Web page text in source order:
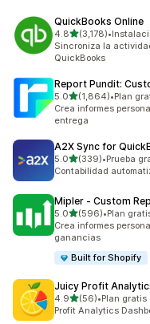
QuickBooks Online
4.8de 5 estrellas
(3,178)
3178 reseñas en total
•
Sincroniza la
QuickBooks
Report Pundit:
5.0de 5 estrellas
(1,864)
1864 reseñas en total
•Plan
Crea informes
entrega
A2X Sync for
5.0de 5 estrellas
(339)
339 reseñas en total
•Prueba
Contabilidad
Mipler ‑ Custom
5.0de 5 estrellas
(596)
596 reseñas en total
•Plan
Crea informes
ganancias
Built for Shopify
Juicy Profit
4.9de 5 estrellas
(56)
56 reseñas en total
•Plan gratis
Profit Analytics